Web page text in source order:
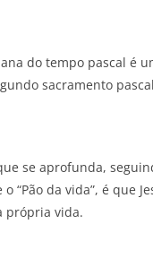
do tempo pascal é
sacramento
se aprofunda,
“Pão da vida”, é que
própria vida.